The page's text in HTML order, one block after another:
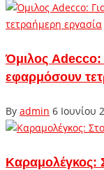
Όμιλος Adecco:
εφαρμόσουν
By admin 6 Ιουνίου
Καραμολέγκος: